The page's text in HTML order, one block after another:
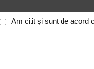
Am citit și sunt de acord